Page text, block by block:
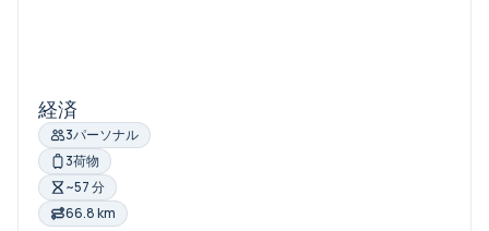
経済
3パーソナル
3荷物
~57 分
66.8 km